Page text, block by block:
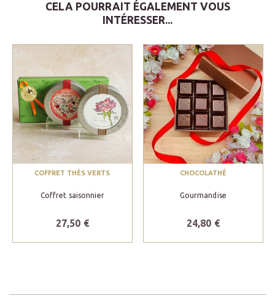
CELA POURRAIT ÉGALEMENT VOUS
INTÉRESSER...
COFFRET THÉS VERTS
Coffret saisonnier
27,50 €
CHOCOLATHÉ
Gourmandise
24,80 €